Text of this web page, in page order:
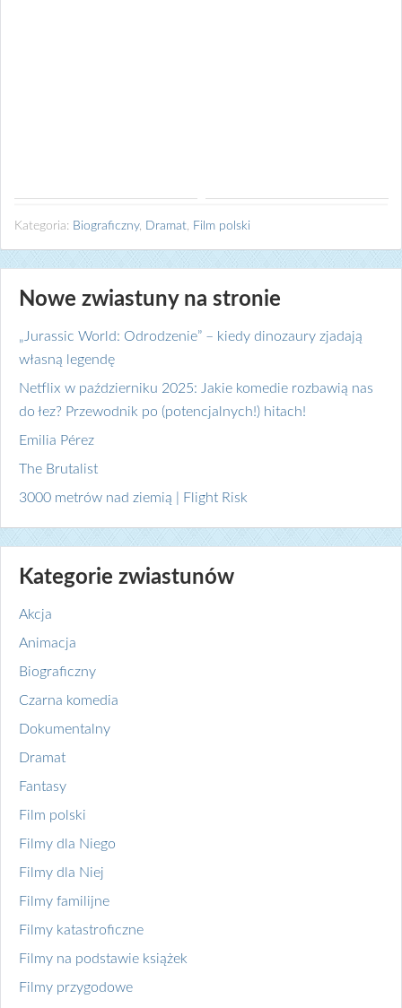
Kategoria: Biograficzny, Dramat, Film polski
Nowe zwiastuny na stronie
„Jurassic World: Odrodzenie” – kiedy dinozaury zjadają
własną legendę
Netflix w październiku 2025: Jakie komedie rozbawią nas
do łez? Przewodnik po (potencjalnych!) hitach!
Emilia Pérez
The Brutalist
3000 metrów nad ziemią | Flight Risk
Kategorie zwiastunów
Akcja
Animacja
Biograficzny
Czarna komedia
Dokumentalny
Dramat
Fantasy
Film polski
Filmy dla Niego
Filmy dla Niej
Filmy familijne
Filmy katastroficzne
Filmy na podstawie książek
Filmy przygodowe